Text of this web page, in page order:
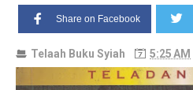
Share on Facebook
Telaah Buku Syiah 5:25 AM